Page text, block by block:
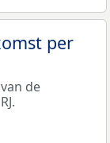
per
de